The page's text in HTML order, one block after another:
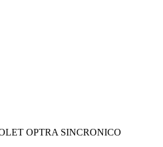
OPTRA SINCRONICO